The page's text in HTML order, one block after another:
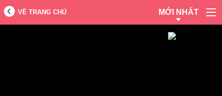
VỀ TRANG CHỦ MỚI NHẤT